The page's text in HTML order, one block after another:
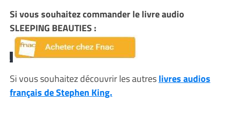
Si vous souhaitez commander le livre audio
SLEEPING BEAUTIES :
Si vous souhaitez découvrir les autreslivres audios
français de Stephen King.